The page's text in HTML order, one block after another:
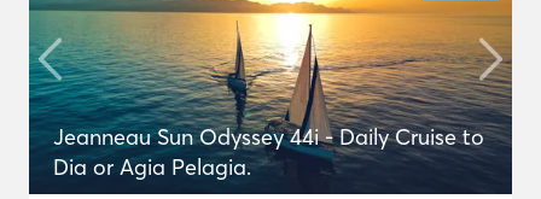
Jeanneau Sun Odyssey 44i - Daily Cruise to
Dia or Agia Pelagia.